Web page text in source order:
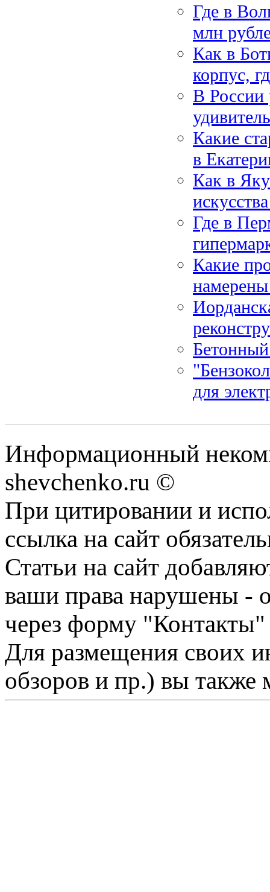
Где в
млн
Как в
корпус,
В России
Какие
в
Как в
Где в
Какие
намерены
для
Информационный
shevchenko.ru ©
При цитировании и
ссылка на сайт
Статьи на сайт
ваши права нарушены -
через форму "Контакты"
Для размещения своих
обзоров и пр.) вы также